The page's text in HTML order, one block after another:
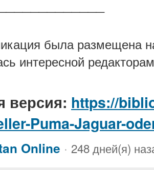
была размещена
интересной
версия: https://
Puma-Jaguar-
Online · 248 дней(я)